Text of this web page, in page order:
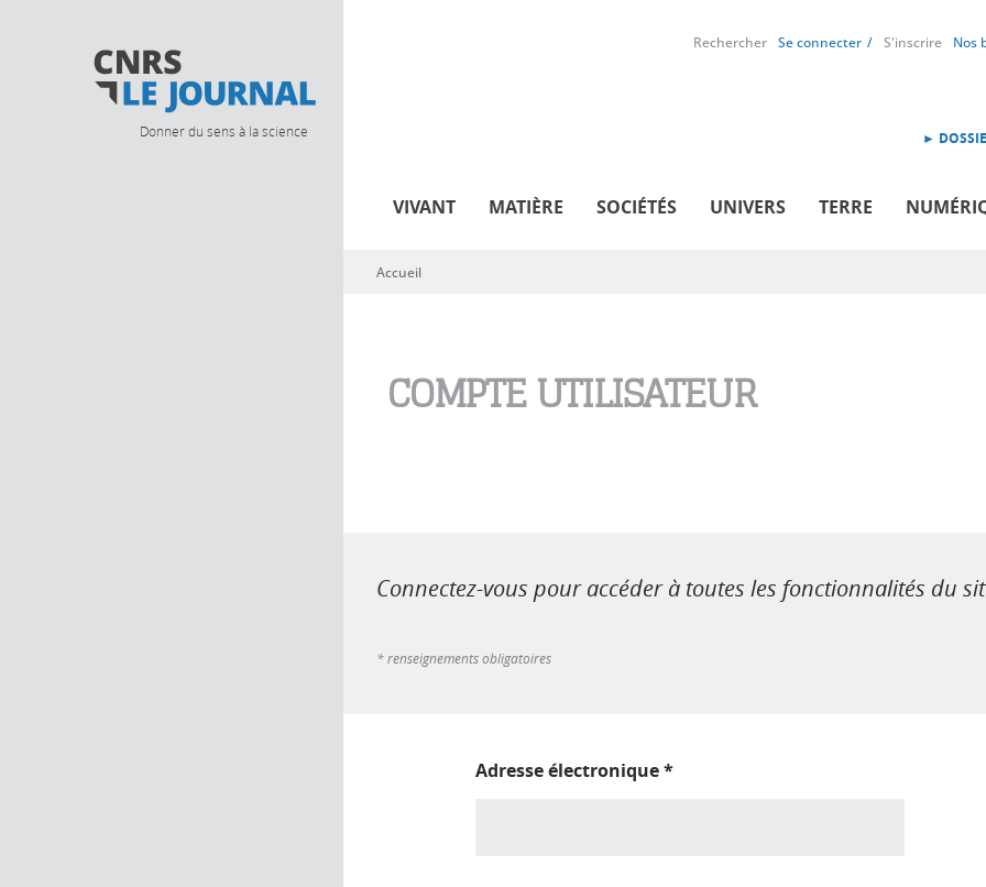
Donner du sens à la science
Rechercher Se connecter S'inscrire Nos
►
VIVANT MATIÈRE SOCIÉTÉS UNIVERS TERRE
Vous êtes ici
Accueil
COMPTE UTILISATEUR
Connectez-vous pour accéder à toutes les fonctionnalités du
* renseignements obligatoires
Adresse électronique*